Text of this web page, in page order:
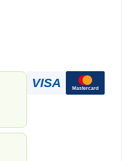
VISA Mastercard